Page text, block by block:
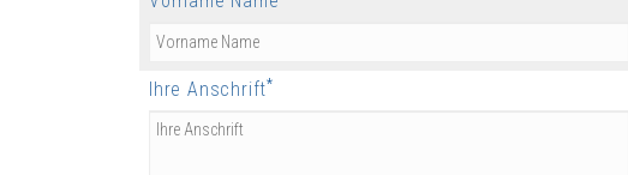
Ihre Anschrift*